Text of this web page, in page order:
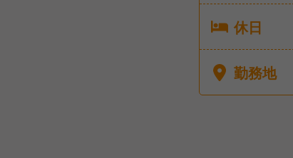
休日
勤務地